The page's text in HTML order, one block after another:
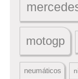
motogp
neumáticos